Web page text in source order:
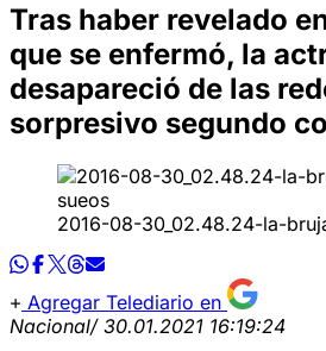
Tras haber revelado
que se enfermó, la
desapareció de las
sorpresivo segundo
2016-08-30_02.48.24-la-
Agregar Telediario en
Nacional/ 30.01.2021 16:19:24